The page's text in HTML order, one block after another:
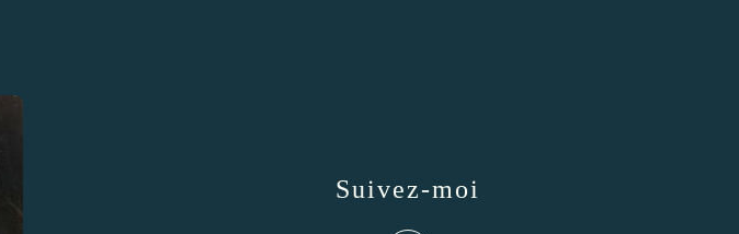
Suivez-moi